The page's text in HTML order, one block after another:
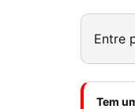
Entre
Tem